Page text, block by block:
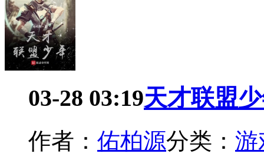
03-28 03:19天才联盟
作者： 佑柏源分类： 游